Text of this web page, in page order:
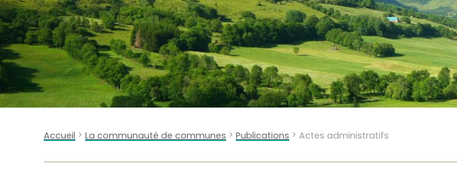
Accueil > La communauté de communes > Publications > Actes administratifs